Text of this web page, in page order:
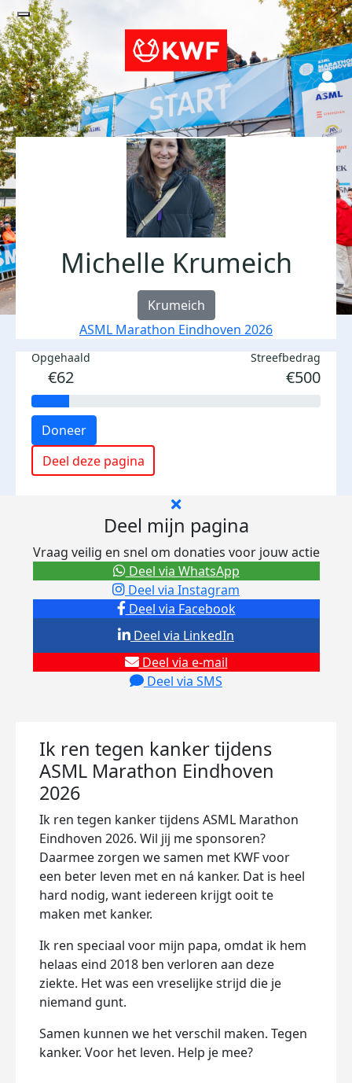
Michelle Krumeich
Krumeich
ASML Marathon Eindhoven 2026
Opgehaald
€62
Streefbedrag
€500
Doneer
Deel deze pagina
Deel mijn pagina
Vraag veilig en snel om donaties voor jouw actie
Deel via Facebook
Deel via Instagram
Deel via e-mail
Deel via SMS
Deel via LinkedIn
Deel via WhatsApp
Ik ren tegen kanker tijdens
ASML Marathon Eindhoven
2026
Ik ren tegen kanker tijdens ASML Marathon
Eindhoven 2026. Wil jij me sponsoren?
Daarmee zorgen we samen met KWF voor
een beter leven met en ná kanker. Dat is heel
hard nodig, want iedereen krijgt ooit te
maken met kanker.
Ik ren speciaal voor mijn papa, omdat ik hem
helaas eind 2018 ben verloren aan deze
ziekte. Het was een vreselijke strijd die je
niemand gunt.
Samen kunnen we het verschil maken. Tegen
kanker. Voor het leven. Help je mee?